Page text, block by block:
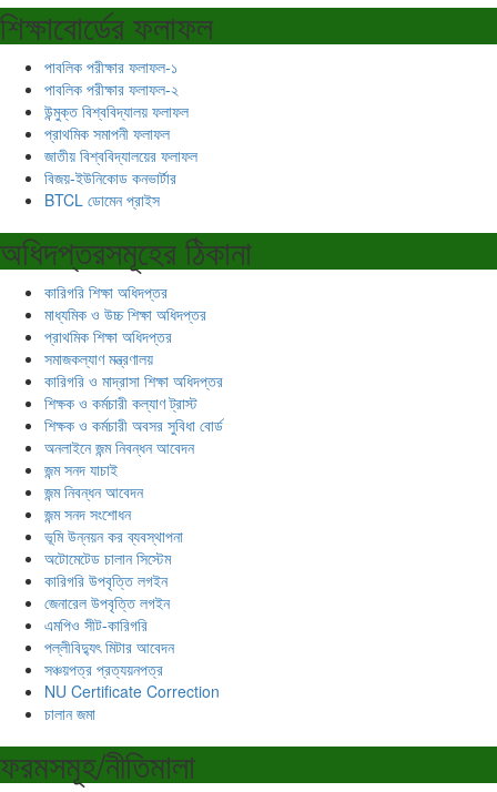
শিক্ষাবোর্ডের ফলাফল
পাবলিক পরীক্ষার ফলাফল-১
পাবলিক পরীক্ষার ফলাফল-২
উন্মুক্ত বিশ্ববিদ্যালয় ফলাফল
প্রাথমিক সমাপনী ফলাফল
জাতীয় বিশ্ববিদ্যালয়ের ফলাফল
বিজয়-ইউনিকোড কনভার্টার
BTCL ডোমেন প্রাইস
অধিদপ্তরসমূহের ঠিকানা
কারিগরি শিক্ষা অধিদপ্তর
মাধ্যমিক ও উচ্চ শিক্ষা অধিদপ্তর
প্রাথমিক শিক্ষা অধিদপ্তর
সমাজকল্যাণ মন্ত্রণালয়
কারিগরি ও মাদ্রাসা শিক্ষা অধিদপ্তর
শিক্ষক ও কর্মচারী কল্যাণ ট্রাস্ট
শিক্ষক ও কর্মচারী অবসর সুবিধা বোর্ড
অনলাইনে জন্ম নিবন্ধন আবেদন
জন্ম সনদ যাচাই
জন্ম নিবন্ধন আবেদন
জন্ম সনদ সংশোধন
ভূমি উন্নয়ন কর ব্যবস্থাপনা
অটোমেটেড চালান সিস্টেম
কারিগরি উপবৃত্তি লগইন
জেনারেল উপবৃত্তি লগইন
এমপিও সীট-কারিগরি
পল্লীবিদ্যুৎ মিটার আবেদন
সঞ্চয়পত্র প্রত্যয়নপত্র
NU Certificate Correction
চালান জমা
ফরমসমূহ/নীতিমালা